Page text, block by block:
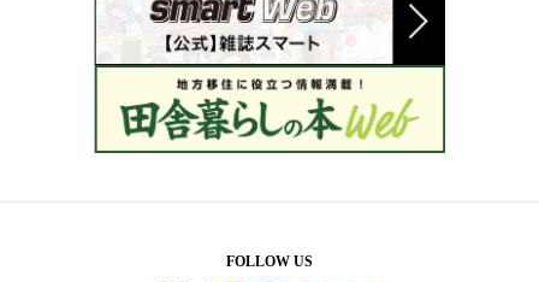
FOLLOW US